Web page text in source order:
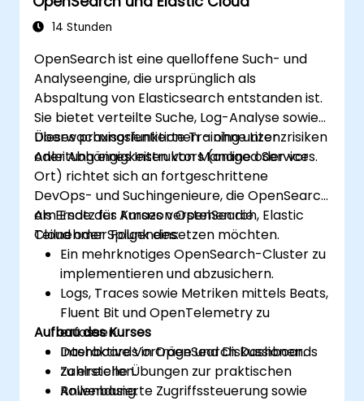
riskieren sie den Einsatz von Anwendungen,
die für Google unsichtbar sind. Eine Website,
organische Rendite auf die Investition. Die
Behebung dieser architektonischen Probleme
nach dem Launch kostet das Drei- bis
Fünffache einer korrekten Implementierung
während der Build-Phase.
14 Stunden
OpenSearch ist eine quelloffene Such- und
Analyseengine, die ursprünglich als
Abspaltung von Elasticsearch entstanden ist.
Sie bietet verteilte Suche, Log-Analyse sowie
Überwachungsfunktionen – ohne Lizenzrisiken
oder Abhängigkeiten von Managed Services.
Dieses praxisorientierte Training unter
Anleitung eines Instruktors (online oder vor
Ort) richtet sich an fortgeschrittene
DevOps- und Suchingenieure, die OpenSearch
als Ersatz für Amazon OpenSearch, Elastic
Cloud oder Splunk einsetzen möchten.
Am Ende des Kurses verstehen die
Teilnehmer Folgendes:
Ein mehrknotiges OpenSearch-Cluster zu
implementieren und abzusichern.
Logs, Traces sowie Metriken mittels Beats,
Fluent Bit und OpenTelemetry zu
erfassen.
Dashboards in OpenSearch Dashboards
zu erstellen.
Rollenbasierte Zugriffssteuerung sowie
Aufbau des Kurses
Interaktive Vorträge und Diskussionen.
Zahlreiche Übungen zur praktischen
Anwendung.